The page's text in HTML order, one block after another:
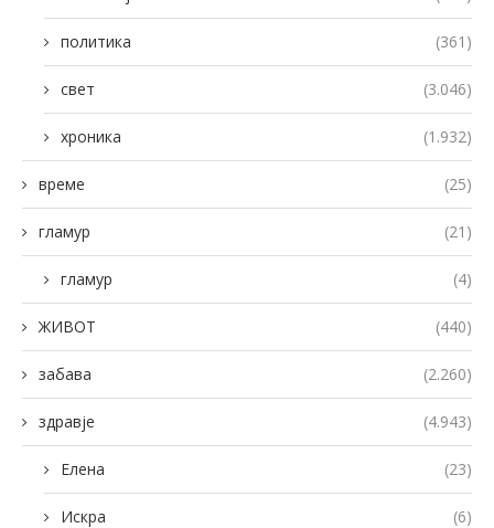
политика (361)
свет (3.046)
хроника (1.932)
време (25)
гламур (21)
гламур (4)
ЖИВОТ (440)
забава (2.260)
здравје (4.943)
Елена (23)
Искра (6)